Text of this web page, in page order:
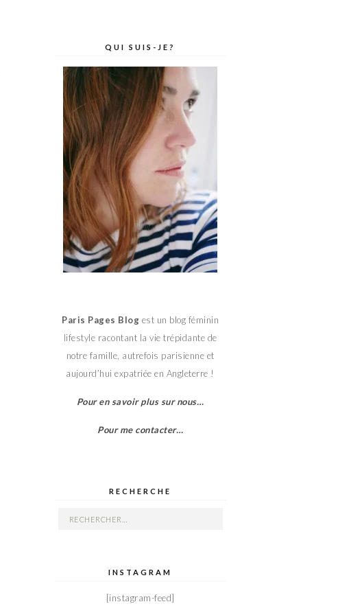
QUI SUIS-JE?
Paris Pages Blog est un blog féminin
lifestyle racontant la vie trépidante de
notre famille, autrefois parisienne et
aujourd’hui expatriée en Angleterre !
Pour en savoir plus sur nous…
Pour me contacter…
RECHERCHE
Rechercher :
INSTAGRAM
[instagram-feed]